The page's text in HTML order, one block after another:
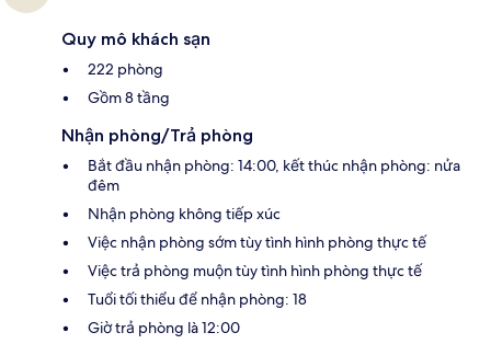
Quy mô khách sạn
222 phòng
Gồm 8 tầng
Nhận phòng/Trả phòng
Bắt đầu nhận phòng: 14:00, kết thúc nhận phòng: nửa
đêm
Nhận phòng không tiếp xúc
Việc nhận phòng sớm tùy tình hình phòng thực tế
Việc trả phòng muộn tùy tình hình phòng thực tế
Tuổi tối thiểu để nhận phòng: 18
Giờ trả phòng là 12:00